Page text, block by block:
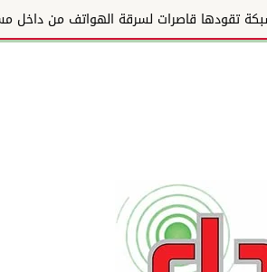
تقودها قاصرات لسرقة الهواتف من داخل